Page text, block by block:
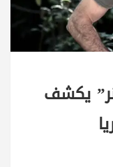
يكشف